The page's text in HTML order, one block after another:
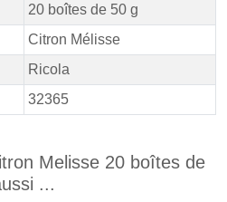
20 boîtes de 50 g
Citron Mélisse
Ricola
32365
Melisse 20 boîtes de
...